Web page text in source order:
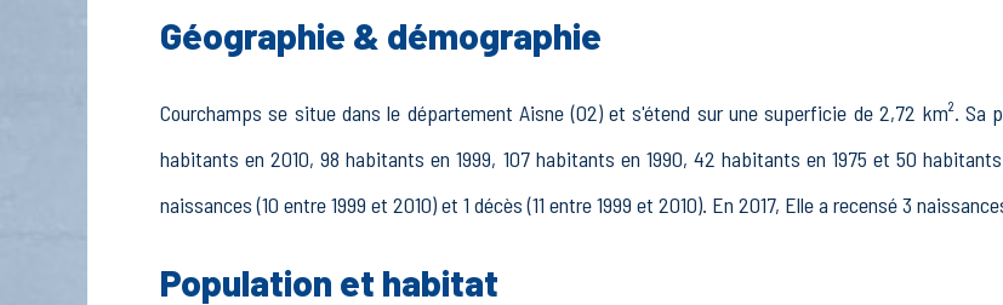
Géographie & démographie
Courchamps se situe dans le département Aisne (02) et s'étend sur une superficie de 2,72 km².
habitants en 2010, 98 habitants en 1999, 107 habitants en 1990, 42 habitants en 1975 et 50
naissances (10 entre 1999 et 2010) et 1 décès (11 entre 1999 et 2010). En 2017, Elle a recensé 3
Population et habitat